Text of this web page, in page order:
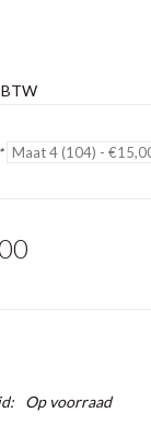
BTW
*
Op voorraad